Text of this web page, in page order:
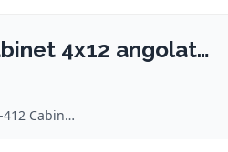
4x12 angolato
S1-412 Cabinet 4x12 angolato Creamback 65 Pinstripe